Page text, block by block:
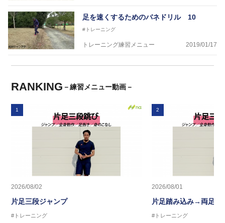
足を速くするためのバネドリル 10
#トレーニング
トレーニング練習メニュー 2019/01/17
RANKING －練習メニュー動画－
1
2026/08/02
片足三段ジャンプ
#トレーニング
2
2026/08/01
片足踏み込み→両足ジ
#トレーニング